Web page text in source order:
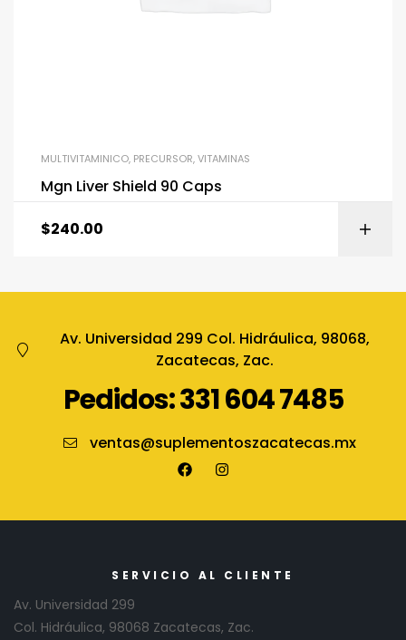
MULTIVITAMINICO, PRECURSOR,VITAMINAS
Mgn Liver Shield 90 Caps
$240.00
Av. Universidad 299 Col. Hidráulica, 98068,
Zacatecas, Zac.
Pedidos: 331 604 7485
ventas@suplementoszacatecas.mx
SERVICIO AL CLIENTE
Av. Universidad 299
Col. Hidráulica, 98068 Zacatecas, Zac.